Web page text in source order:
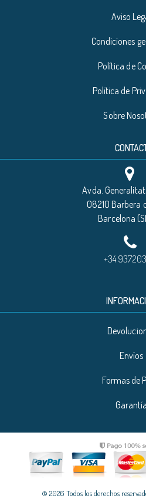
Aviso
Condiciones
Política de
Política de
Sobre
Avda.
08210 Barbera
Barcelona
+34
Envíos
Formas de
Garantía
© 2026 Todos los derechos